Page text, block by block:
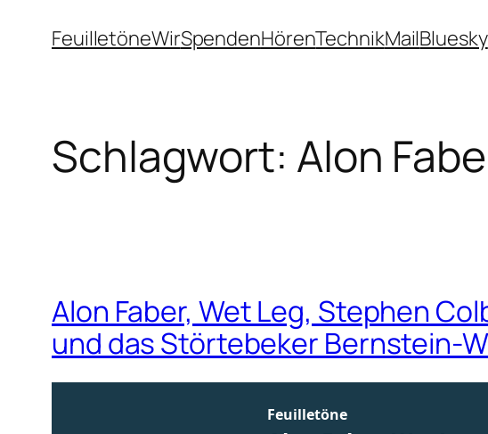
InhaltFeuilletöneWirSpendenHörenTechnikMailBluesky
Schlagwort: Alon
Alon Faber, Wet Leg, Stephen
und das Störtebeker Bernstein-